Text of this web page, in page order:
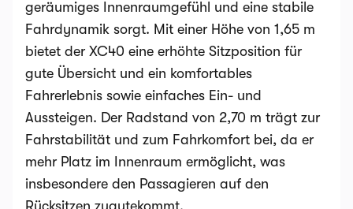
geräumiges Innenraumgefühl und eine stabile
Fahrdynamik sorgt. Mit einer Höhe von 1,65 m
bietet der XC40 eine erhöhte Sitzposition für
gute Übersicht und ein komfortables
Fahrerlebnis sowie einfaches Ein- und
Aussteigen. Der Radstand von 2,70 m trägt zur
Fahrstabilität und zum Fahrkomfort bei, da er
mehr Platz im Innenraum ermöglicht, was
insbesondere den Passagieren auf den